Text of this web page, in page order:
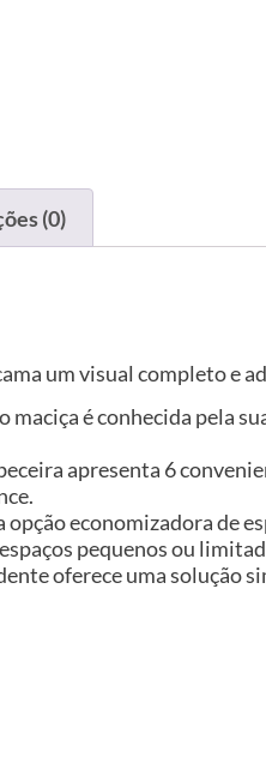
(0)
um visual completo e
é conhecida pela
apresenta 6
opção economizadora de
pequenos ou
oferece uma solução